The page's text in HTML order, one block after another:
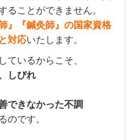
ることができません。
』『鍼灸師』の国家資格
対応いたします。
ているからこそ、
しびれ
できなかった不調
のです。